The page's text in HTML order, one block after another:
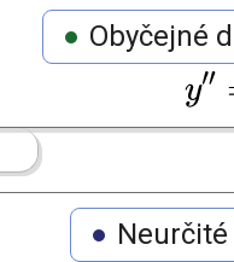
Obyčejné